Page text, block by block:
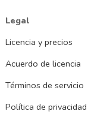
Legal
Licencia y precios
Acuerdo de licencia
Términos de servicio
Política de privacidad